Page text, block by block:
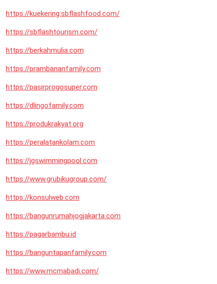
https://kuekering.sbflashfood.com/
https://sbflashtourism.com/
https://berkahmulia.com
https://prambananfamily.com
https://pasirprogosuper.com
https://dlingofamily.com
https://produkrakyat.org
https://peralatankolam.com
https://jgswimmingpool.com
https://www.grubikugroup.com/
https://konsulweb.com
https://bangunrumahjogjakarta.com
https://pagarbambu.id
https://banguntapanfamily.com
https://www.mcmabadi.com/